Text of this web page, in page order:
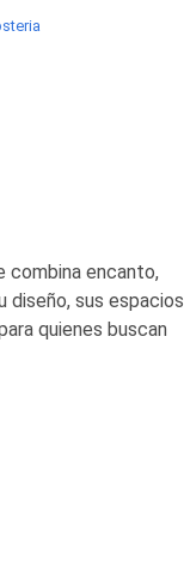
combina encanto,
diseño, sus espacios
quienes buscan